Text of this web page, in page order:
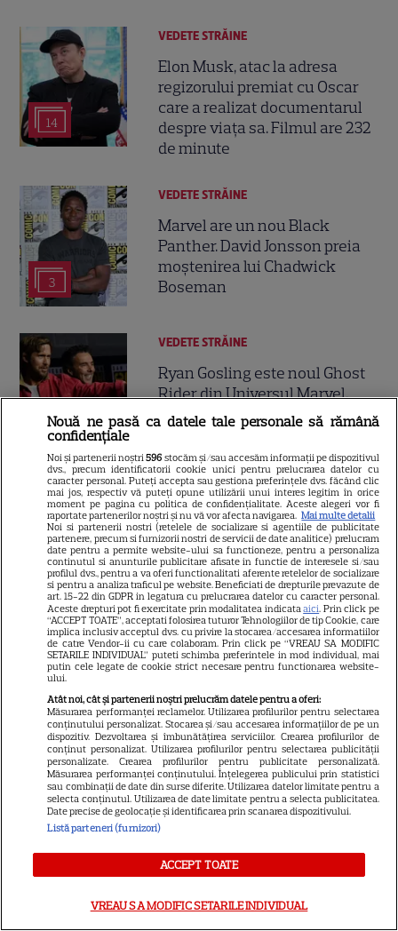
14
VEDETE STRĂINE
Elon Musk, atac la adresa
regizorului premiat cu Oscar
care a realizat documentarul
despre viața sa. Filmul are 232
de minute
3
VEDETE STRĂINE
Marvel are un nou Black
Panther. David Jonsson preia
moștenirea lui Chadwick
Boseman
7
VEDETE STRĂINE
Ryan Gosling este noul Ghost
Rider din Universul Marvel.
Anunțul făcut la Comic-Con i-
a entuziasmat pe fani
DISNEY PLUS
„Diavolul se îmbracă de la
Prada 2” s-a lansat pe Disney+.
Meryl Streep și Anne
Hathaway revin la revista
Runway
9
VEDETE STRĂINE
impresionant pentru Anne
Hathaway și Emily Blunt la
„Diavolul se îmbracă de la
Prada 2”. Ce salarii ar fi primit
actrițele
VEDETE STRĂINE
Tom Holland, decizie radicală
pentru noul său film! Ce
promisiune a făcut actorul
Nouă ne pasă ca datele tale personale să rămână
confidențiale
Noi și partenerii noștri596 stocăm și/sau accesăm informații pe dispozitivul
dvs., precum identificatorii cookie unici pentru prelucrarea datelor cu
caracter personal. Puteți accepta sau gestiona preferințele dvs. făcând clic
mai jos, respectiv vă puteți opune utilizării unui interes legitim în orice
moment pe pagina cu politica de confidențialitate. Aceste alegeri vor fi
raportate partenerilor noștri și nu vă vor afecta navigarea. Mai multe detalii
Noi si partenerii nostri (retelele de socializare si agentiile de publicitate
partenere, precum si furnizorii nostri de servicii de date analitice) prelucram
date pentru a permite website-ului sa functioneze, pentru a personaliza
continutul si anunturile publicitare afisate in functie de interesele si/sau
profilul dvs., pentru a va oferi functionalitati aferente retelelor de socializare
si pentru a analiza traficul pe website. Beneficiati de drepturile prevazute de
art. 15-22 din GDPR in legatura cu prelucrarea datelor cu caracter personal.
Aceste drepturi pot fi exercitate prin modalitatea indicataaici. Prin click pe
“ACCEPT TOATE”, acceptati folosirea tuturor Tehnologiilor de tip Cookie, care
implica inclusiv acceptul dvs. cu privire la stocarea/accesarea informatiilor
de catre Vendor-ii cu care colaboram. Prin click pe “VREAU SA MODIFIC
SETARILE INDIVIDUAL” puteti schimba preferintele in mod individual, mai
putin cele legate de cookie strict necesare pentru functionarea website-
ului.
Atât noi, cât și partenerii noștri prelucrăm datele pentru a oferi:
Măsurarea performanței reclamelor. Utilizarea profilurilor pentru selectarea
conținutului personalizat. Stocarea și/sau accesarea informațiilor de pe un
dispozitiv. Dezvoltarea și îmbunătățirea serviciilor. Crearea profilurilor de
conținut personalizat. Utilizarea profilurilor pentru selectarea publicității
personalizate. Crearea profilurilor pentru publicitate personalizată.
Măsurarea performanței conținutului. Înțelegerea publicului prin statistici
sau combinații de date din surse diferite. Utilizarea datelor limitate pentru a
selecta conținutul. Utilizarea de date limitate pentru a selecta publicitatea.
Date precise de geolocație și identificarea prin scanarea dispozitivului.
Listă parteneri (furnizori)
ACCEPT TOATE
VREAU SA MODIFIC SETARILE INDIVIDUAL